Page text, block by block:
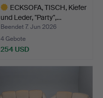
ECKSOFA, TISCH, Kiefer
und Leder, "Party",…
Beendet 7. Jun 2026
4 Gebote
254 USD